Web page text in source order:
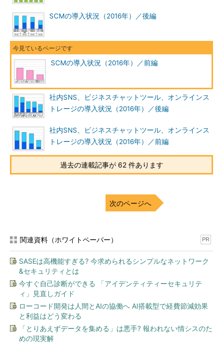
SCMの導入状況（2016年）／後編
SCMの導入状況（2016年）／前編
社内SNS、ビジネスチャットツール、オンラインス
トレージの導入状況（2016年）／後編
社内SNS、ビジネスチャットツール、オンラインス
トレージの導入状況（2016年）／前編
過去の連載記事が 62 件あります
次のページへ
関連資料（ホワイトペーパー） PR
SASEは高機能すぎる? 今求められるシンプルなネットワーク
&セキュリティとは
今すぐ自己診断ができる 「アイデンティティーセキュリテ
ィ」見直しガイド
ローコード開発は人間とAIの協働へ AI搭載型で経費節減効果
と利益はどう変わる
「とりあえずデータを集める」は悪手? 報われない情シスのた
めの現実解